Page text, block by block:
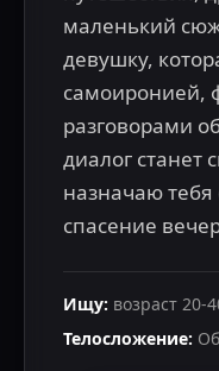
маленький
девушку,
самоиронией,
разговорами
диалог
назначаю тебя
спасение
Ищу: возраст 20-
Телосложение: